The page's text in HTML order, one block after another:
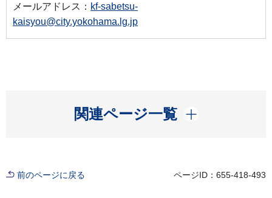
メールアドレス： kf-sabetsu-
kaisyou@city.yokohama.lg.jp
関連ページ一覧
開く
前のページに戻る ページID：655-418-493